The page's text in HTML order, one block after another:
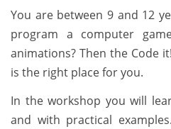
You are between 9 and 12
program a computer
animations? Then the Code
is the right place for you.
In the workshop you will
and with practical